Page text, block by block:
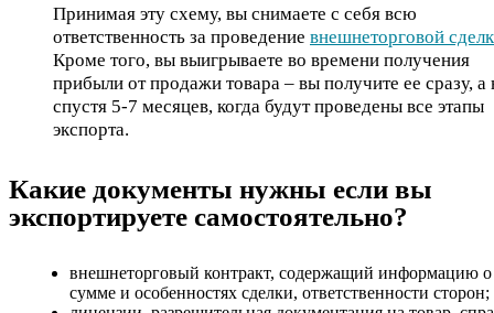
Принимая эту схему, вы снимаете с себя всю
ответственность за проведение внешнеторговой
Кроме того, вы выигрываете во времени получения
прибыли от продажи товара – вы получите ее сразу, а
спустя 5-7 месяцев, когда будут проведены все этапы
экспорта.
Какие документы нужны если вы
экспортируете самостоятельно?
внешнеторговый контракт, содержащий информацию о
сумме и особенностях сделки, ответственности сторон;